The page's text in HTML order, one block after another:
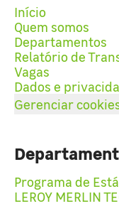
Início
Quem somos
Departamentos
Relatório de
Vagas
Dados e
Gerenciar
Programa de
LEROY MERLIN